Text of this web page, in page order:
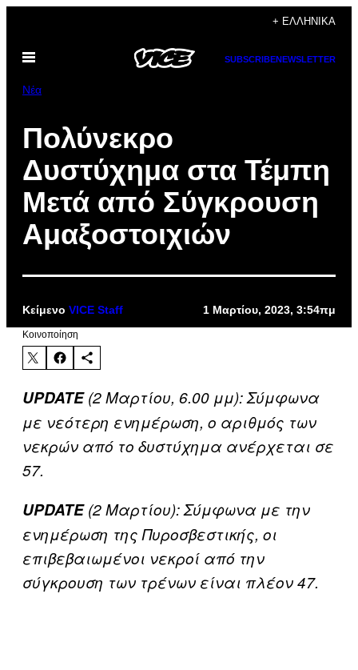
περιεχόμενο
+ ΕΛΛΗΝΙΚΆ
Ανοίξτε
SUBSCRIBENEWSLETTER
Νέα
Πολύνεκρο
Δυστύχημα στα Τέμπη
Μετά από Σύγκρουση
Αμαξοστοιχιών
Κείμενο VICE Staff 1 Μαρτίου, 2023, 3:54πμ
Kοινοποίηση
UPDATE(2 Μαρτίου, 6.00 μμ): Σύμφωνα
με νεότερη ενημέρωση, ο αριθμός των
νεκρών από το δυστύχημα ανέρχεται σε
57.
UPDATE(2 Μαρτίου): Σύμφωνα με την
ενημέρωση της Πυροσβεστικής, οι
επιβεβαιωμένοι νεκροί από την
σύγκρουση των τρένων είναι πλέον 47.